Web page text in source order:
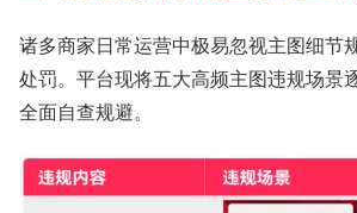
诸多商家日常运营中极易忽视主图细节
处罚。平台现将五大高频主图违规场景
全面自查规避。